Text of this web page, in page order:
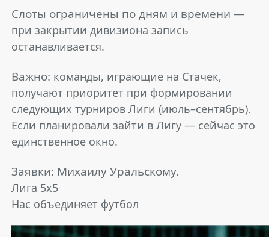
Слоты ограничены по дням и времени —
при закрытии дивизиона запись
останавливается.
Важно: команды, играющие на Стачек,
получают приоритет при формировании
следующих турниров Лиги (июль–сентябрь).
Если планировали зайти в Лигу — сейчас это
единственное окно.
Заявки: Михаилу Уральскому.
Лига 5х5
Нас объединяет футбол